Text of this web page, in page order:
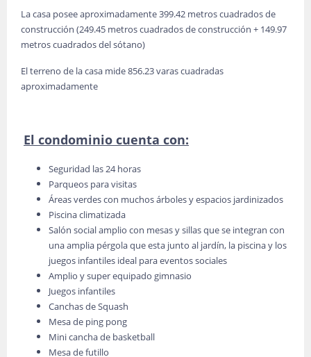
La casa posee aproximadamente 399.42 metros cuadrados de
construcción (249.45 metros cuadrados de construcción + 149.97
metros cuadrados del sótano)
El terreno de la casa mide 856.23 varas cuadradas
aproximadamente
El condominio cuenta con:
Seguridad las 24 horas
Parqueos para visitas
Áreas verdes con muchos árboles y espacios jardinizados
Piscina climatizada
Salón social amplio con mesas y sillas que se integran con
una amplia pérgola que esta junto al jardín, la piscina y los
juegos infantiles ideal para eventos sociales
Amplio y super equipado gimnasio
Juegos infantiles
Canchas de Squash
Mesa de ping pong
Mini cancha de basketball
Mesa de futillo